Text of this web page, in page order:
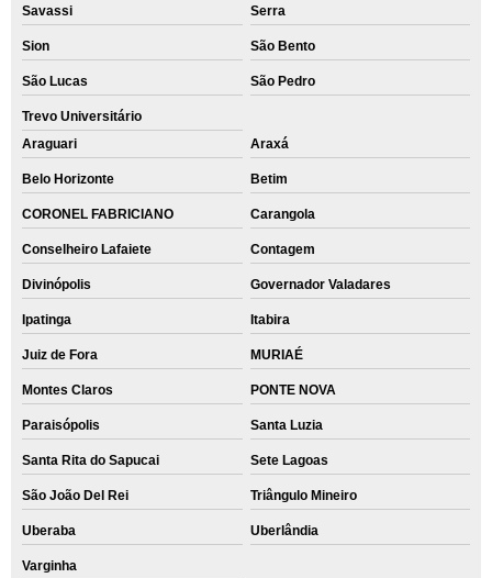
Savassi Serra
Sion São Bento
São Lucas São Pedro
Trevo Universitário
Araguari
Araxá
Belo Horizonte Betim
CORONEL FABRICIANO Carangola
Conselheiro Lafaiete Contagem
Divinópolis Governador Valadares
Ipatinga Itabira
Juiz de Fora MURIAÉ
Montes Claros PONTE NOVA
Paraisópolis Santa Luzia
Santa Rita do Sapucai Sete Lagoas
São João Del Rei Triângulo Mineiro
Uberaba Uberlândia
Varginha